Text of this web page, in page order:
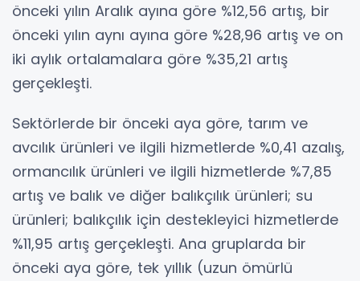
önceki yılın Aralık ayına göre %12,56 artış, bir
önceki yılın aynı ayına göre %28,96 artış ve on
iki aylık ortalamalara göre %35,21 artış
gerçekleşti.
Sektörlerde bir önceki aya göre, tarım ve
avcılık ürünleri ve ilgili hizmetlerde %0,41 azalış,
ormancılık ürünleri ve ilgili hizmetlerde %7,85
artış ve balık ve diğer balıkçılık ürünleri; su
ürünleri; balıkçılık için destekleyici hizmetlerde
%11,95 artış gerçekleşti. Ana gruplarda bir
önceki aya göre, tek yıllık (uzun ömürlü